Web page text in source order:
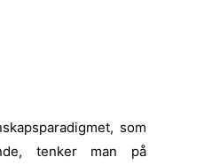
som
tenker man på